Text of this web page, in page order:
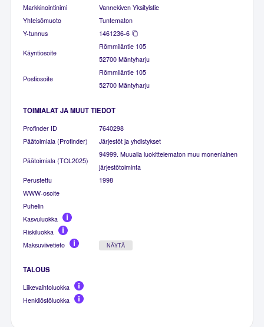
Markkinointinimi
Vannekiven Yksityistie
Yhteisömuoto
Tuntematon
Y-tunnus
1461236-6
Käyntiosoite
Römmiläntie 105
52700 Mäntyharju
Postiosoite
Römmiläntie 105
52700 Mäntyharju
TOIMIALAT JA MUUT TIEDOT
Profinder ID
7640298
Päätoimiala (Profinder)
Järjestöt ja yhdistykset
Päätoimiala (TOL2025)
94999. Muualla luokittelematon muu monenlainen
järjestötoiminta
Perustettu
1998
WWW-osoite
Puhelin
Kasvuluokka
Riskiluokka
Maksuviivetieto
NÄYTÄ
TALOUS
Liikevaihtoluokka
Henkilöstöluokka